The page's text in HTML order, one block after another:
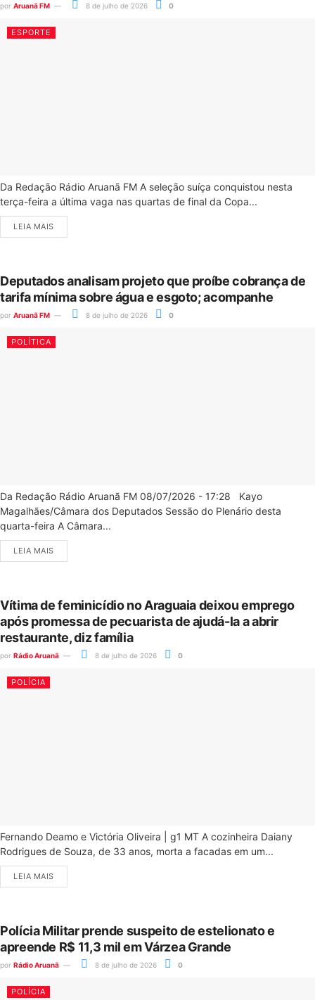
por Aruanã FM 8 de julho de 2026 0
ESPORTE
Da Redação Rádio Aruanã FM A seleção suíça conquistou nesta
terça-feira a última vaga nas quartas de final da Copa...
LEIA MAIS
Deputados analisam projeto que proíbe cobrança de
tarifa mínima sobre água e esgoto; acompanhe
por Aruanã FM 8 de julho de 2026 0
POLÍTICA
Da Redação Rádio Aruanã FM 08/07/2026 - 17:28 Kayo
Magalhães/Câmara dos Deputados Sessão do Plenário desta
quarta-feira A Câmara...
LEIA MAIS
Vítima de feminicídio no Araguaia deixou emprego
após promessa de pecuarista de ajudá-la a abrir
restaurante, diz família
por Rádio Aruanã 8 de julho de 2026 0
POLÍCIA
Fernando Deamo e Victória Oliveira | g1 MT A cozinheira Daiany
Rodrigues de Souza, de 33 anos, morta a facadas em um...
LEIA MAIS
Polícia Militar prende suspeito de estelionato e
apreende R$ 11,3 mil em Várzea Grande
por Rádio Aruanã 8 de julho de 2026 0
POLÍCIA